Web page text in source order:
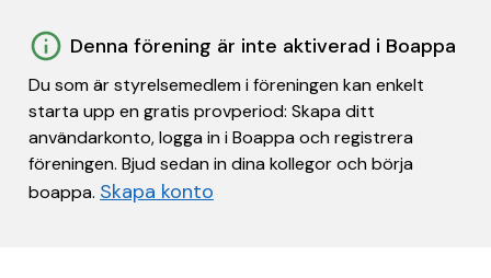
Denna förening är inte aktiverad i Boappa
Du som är styrelsemedlem i föreningen kan enkelt
starta upp en gratis provperiod: Skapa ditt
användarkonto, logga in i Boappa och registrera
föreningen. Bjud sedan in dina kollegor och börja
boappa. Skapa konto